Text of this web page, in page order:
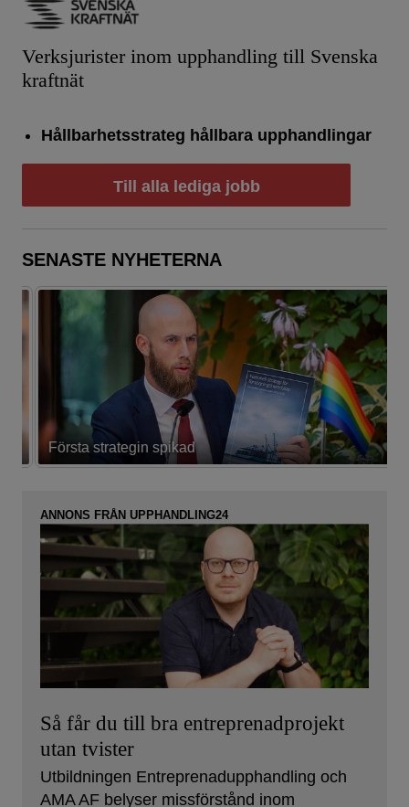
Verksjurister inom upphandling till Svenska
kraftnät
Hållbarhetsstrateg hållbara upphandlingar
Till alla lediga jobb
SENASTE NYHETERNA
Första strategin spikad
ANNONS FRÅN UPPHANDLING24
Så får du till bra entreprenadprojekt
utan tvister
Utbildningen Entreprenadupphandling och
AMA AF belyser missförstånd inom